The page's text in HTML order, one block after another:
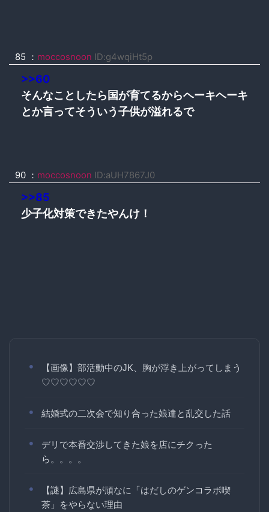
85 ： moccosnoon ID:g4wqiHt5p
>>60
そんなことしたら国が育てるからヘーキヘーキ
とか言ってそういう子供が溢れるで
90 ： moccosnoon ID:aUH7867J0
>>85
少子化対策できたやんけ！
【画像】部活動中のJK、胸が浮き上がってしまう
♡♡♡♡♡♡
結婚式の二次会で知り合った娘達と乱交した話
デリで本番交渉してきた娘を店にチクった
ら。。。。
【謎】広島県が頑なに「はだしのゲンコラボ喫
茶」をやらない理由